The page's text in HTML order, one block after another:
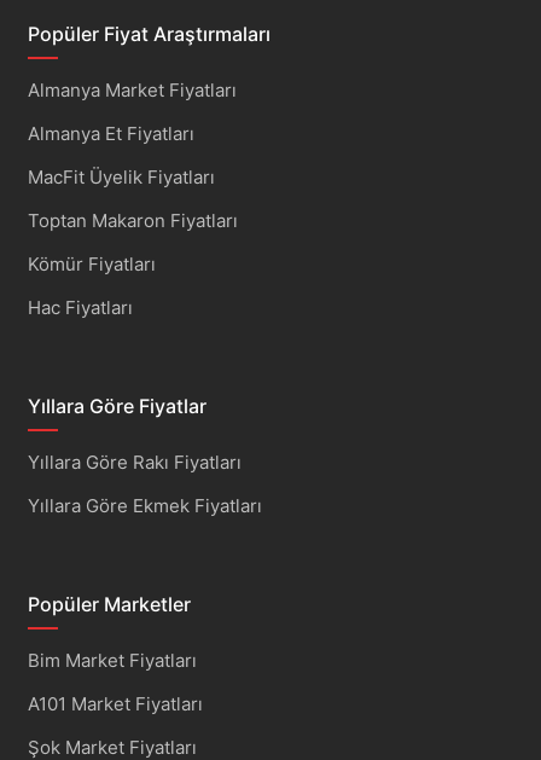
Popüler Fiyat Araştırmaları
Almanya Market Fiyatları
Almanya Et Fiyatları
MacFit Üyelik Fiyatları
Toptan Makaron Fiyatları
Kömür Fiyatları
Hac Fiyatları
Yıllara Göre Fiyatlar
Yıllara Göre Rakı Fiyatları
Yıllara Göre Ekmek Fiyatları
Popüler Marketler
Bim Market Fiyatları
A101 Market Fiyatları
Şok Market Fiyatları